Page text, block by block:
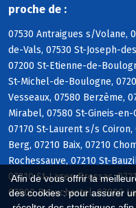
Afin de vous offrir la
des cookies : pour assurer
proche de :
07530 Antraigues s/Volane,
de-Vals, 07530 St-Joseph-
07200 St-Etienne-de-
St-Michel-de-Boulogne,
Vesseaux, 07580 Berzème,
Mirabel, 07580 St-Gineis-
07170 St-Laurent s/s
Berg, 07210 Baix, 07210
Rochessauve, 07210 St-
07210 St-Lager-Bressac,
07800 Beauchastel, 07800